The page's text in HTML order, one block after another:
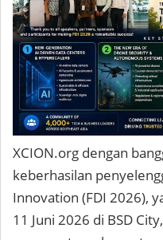
XCION.org dengan
keberhasilan
Innovation (FDI 2026),
11 Juni 2026 di BSD